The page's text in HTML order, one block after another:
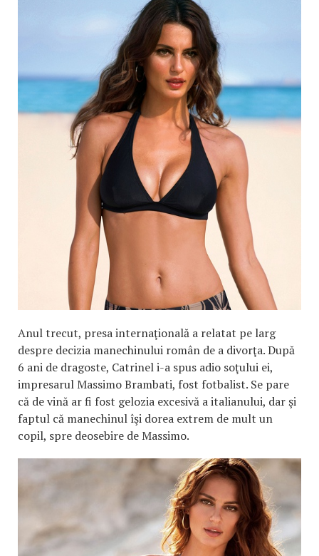
Anul trecut, presa internaţională a relatat pe larg
despre decizia manechinului român de a divorţa. După
6 ani de dragoste, Catrinel i-a spus adio soţului ei,
impresarul Massimo Brambati, fost fotbalist. Se pare
că de vină ar fi fost gelozia excesivă a italianului, dar şi
faptul că manechinul îşi dorea extrem de mult un
copil, spre deosebire de Massimo.